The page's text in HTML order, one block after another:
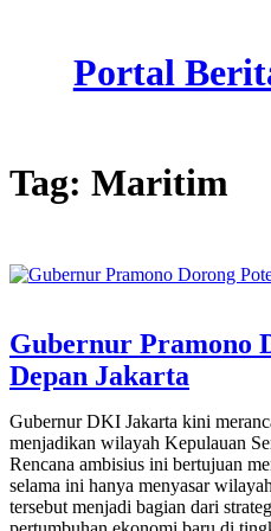
Portal
Tag: Maritim
Gubernur Pramono
Depan Jakarta
Gubernur DKI Jakarta kini
menjadikan wilayah Kepulauan
Rencana ambisius ini bertujuan
selama ini hanya menyasar
tersebut menjadi bagian dari